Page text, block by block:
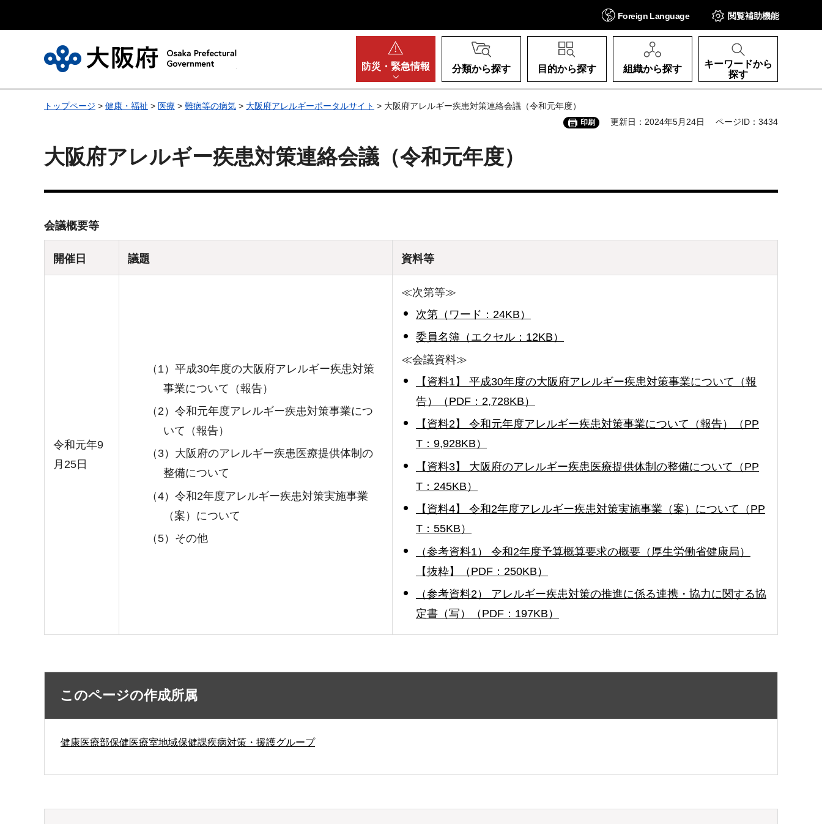
Foreign Language 閲覧補助機能
防災・ 緊急情報 分類から探す 目的から探す 組織から探す
キーワードから
探す
トップページ > 健康・福祉 > 医療 > 難病等の病気 > 大阪府アレルギーポータルサイト > 大阪府アレルギー疾患対策連絡会議（令和元年度）
印刷 更新日：2024年5月24日 ページID：3434
大阪府アレルギー疾患対策連絡会議（令和元年度）
会議概要等
開催日 議題 資料等
令和元年9
月25日
（1）平成30年度の大阪府アレルギー疾患対策
事業について（報告）
（2）令和元年度アレルギー疾患対策事業につ
いて（報告）
（3）大阪府のアレルギー疾患医療提供体制の
整備について
（4）令和2年度アレルギー疾患対策実施事業
（案）について
（5）その他
≪次第等≫
次第（ワード：24KB）
委員名簿（エクセル：12KB）
≪会議資料≫
【資料1】 平成30年度の大阪府アレルギー疾患対策事業について（報
告）（PDF：2,728KB）
【資料2】 令和元年度アレルギー疾患対策事業について（報告）（PP
T：9,928KB）
【資料3】 大阪府のアレルギー疾患医療提供体制の整備について（PP
T：245KB）
【資料4】 令和2年度アレルギー疾患対策実施事業（案）について（PP
T：55KB）
（参考資料1） 令和2年度予算概算要求の概要（厚生労働省健康局）
【抜粋】（PDF：250KB）
（参考資料2） アレルギー疾患対策の推進に係る連携・協力に関する協
定書（写）（PDF：197KB）
このページの作成所属
健康医療部保健医療室地域保健課疾病対策・援護グループ